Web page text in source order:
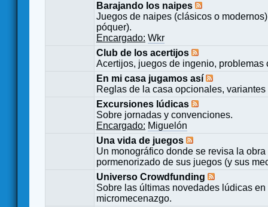
Barajando los naipes
Juegos de naipes (clásicos o
póquer).
Encargado: Wkr
Club de los acertijos
Acertijos, juegos de ingenio,
En mi casa jugamos así
Reglas de la casa opcionales,
Excursiones lúdicas
Sobre jornadas y convenciones.
Encargado: Miguelón
Una vida de juegos
Un monográfico donde se revisa la
pormenorizado de sus juegos (y sus
Universo Crowdfunding
Sobre las últimas novedades lúdicas
micromecenazgo.